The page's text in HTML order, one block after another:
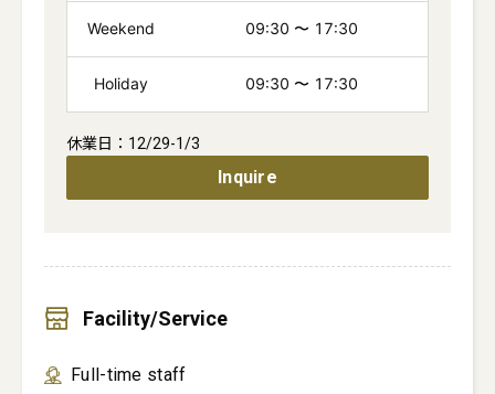
Weekend 09:30 〜 17:30
Holiday 09:30 〜 17:30
Inquire
Facility/Service
Full-time staff